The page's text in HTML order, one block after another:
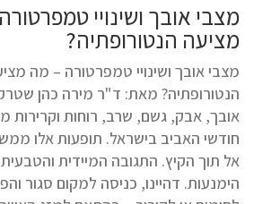
מצבי אובך ושינויי
מציעה הנטורופתיה?
מצבי אובך ושינויי טמפרטורה – מה
אובך, אבק, גשם, שרב, רוחות וקרירות
חודשי האביב בישראל. תופעות אלו
אל תוך הקיץ. התגובה המיידית
הימנעות. דהיינו, כניסה למקום סגור